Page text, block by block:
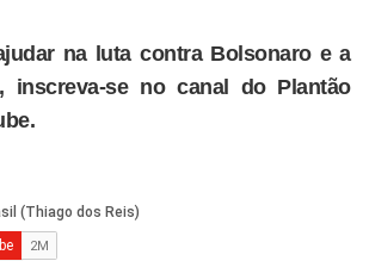
na luta contra Bolsonaro e a
inscreva-se no canal do Plantão